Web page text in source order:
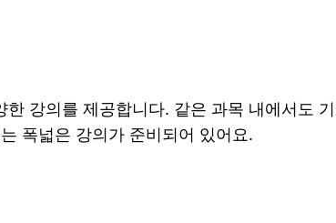
강의를 제공합니다. 같은 과목 내에서도
폭넓은 강의가 준비되어 있어요.